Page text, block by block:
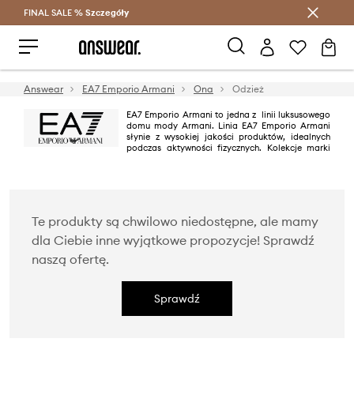
Oszczędzaj z Answear Club >
FINAL SALE % Szczegóły
Answear EA7 Emporio Armani Ona Odzież
EA7 Emporio Armani to jedna z linii luksusowego
domu mody Armani. Linia EA7 Emporio Armani
słynie z wysokiej jakości produktów, idealnych
podczas aktywności fizycznych. Kolekcje marki
Te produkty są chwilowo niedostępne, ale mamy
dla Ciebie inne wyjątkowe propozycje! Sprawdź
naszą ofertę.
Sprawdź